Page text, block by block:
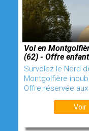
Vol en
(62) - Offre enfant
Survolez le Nord
Montgolfière
Offre réservée
Voir